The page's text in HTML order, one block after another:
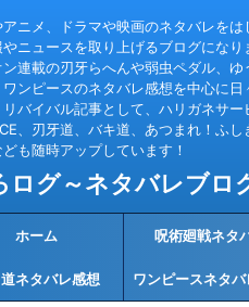
ニメ、ドラマや映画のネタバレをは
やニュースを取り上げるブログになり
ン連載の刃牙らへんや弱虫ペダル、ゆ
ワンピースのネタバレ感想を中心に日
リバイバル記事として、ハリガネサ
、刃牙道、バキ道、あつまれ！ふし
ども随時アップしています！
ログ～ネタバレブロ
ホーム 呪術廻戦ネタ
ネタバレ感想 ワンピースネタバ